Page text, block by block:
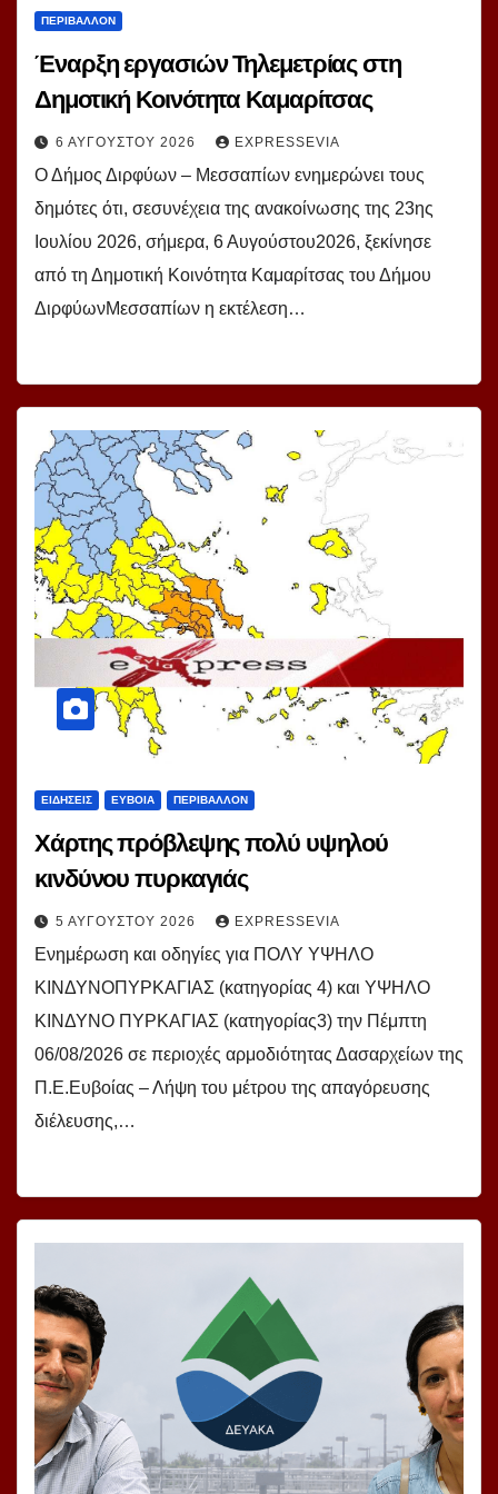
ΠΕΡΙΒΑΛΛΟΝ
Έναρξη εργασιών Τηλεμετρίας στη
Δημοτική Κοινότητα Καμαρίτσας
6 ΑΥΓΟΎΣΤΟΥ 2026 EXPRESSEVIA
Ο Δήμος Διρφύων – Μεσσαπίων ενημερώνει τους
δημότες ότι, σεσυνέχεια της ανακοίνωσης της 23ης
Ιουλίου 2026, σήμερα, 6 Αυγούστου2026, ξεκίνησε
από τη Δημοτική Κοινότητα Καμαρίτσας του Δήμου
ΔιρφύωνΜεσσαπίων η εκτέλεση…
ΕΙΔΗΣΕΙΣ ΕΥΒΟΙΑ ΠΕΡΙΒΑΛΛΟΝ
Χάρτης πρόβλεψης πολύ υψηλού
κινδύνου πυρκαγιάς
5 ΑΥΓΟΎΣΤΟΥ 2026 EXPRESSEVIA
Ενημέρωση και οδηγίες για ΠΟΛΥ ΥΨΗΛΟ
ΚΙΝΔΥΝΟΠΥΡΚΑΓΙΑΣ (κατηγορίας 4) και ΥΨΗΛΟ
ΚΙΝΔΥΝΟ ΠΥΡΚΑΓΙΑΣ (κατηγορίας3) την Πέμπτη
06/08/2026 σε περιοχές αρμοδιότητας Δασαρχείων της
Π.Ε.Ευβοίας – Λήψη του μέτρου της απαγόρευσης
διέλευσης,…